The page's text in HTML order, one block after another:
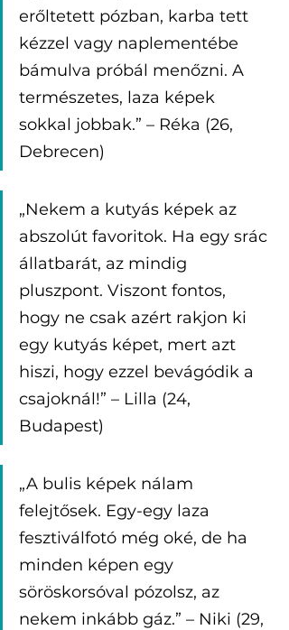
erőltetett pózban, karba tett
kézzel vagy naplementébe
bámulva próbál menőzni. A
természetes, laza képek
sokkal jobbak.” – Réka (26,
Debrecen)
„Nekem a kutyás képek az
abszolút favoritok. Ha egy srác
állatbarát, az mindig
pluszpont. Viszont fontos,
hogy ne csak azért rakjon ki
egy kutyás képet, mert azt
hiszi, hogy ezzel bevágódik a
csajoknál!” – Lilla (24,
Budapest)
„A bulis képek nálam
felejtősek. Egy-egy laza
fesztiválfotó még oké, de ha
minden képen egy
söröskorsóval pózolsz, az
nekem inkább gáz.” – Niki (29,